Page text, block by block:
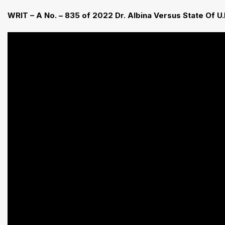
WRIT – A No. – 835 of 2022 Dr. Albina Versus State Of